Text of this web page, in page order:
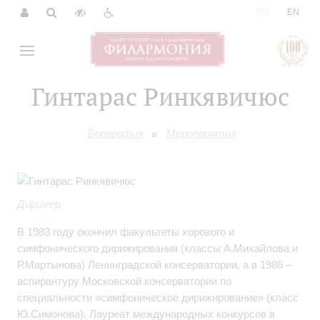
EN
Гинтарас Ринкявичюс
Биография Мероприятия
Дирижер
В 1983 году окончил факультеты хорового и
симфонического дирижирования (классы А.Михайлова и
Р.Мартынова) Ленинградской консерватории, а в 1986 –
аспирантуру Московской консерватории по
специальности «симфоническое дирижирование» (класс
Ю.Симонова). Лауреат международных конкурсов в